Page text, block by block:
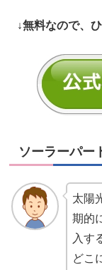
↓無料なので、
ソーラーパー
太陽
期的
入す
どこ